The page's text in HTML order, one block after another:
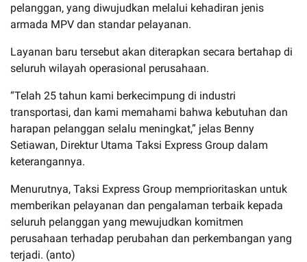
pelanggan, yang diwujudkan melalui kehadiran jenis
armada MPV dan standar pelayanan.
Layanan baru tersebut akan diterapkan secara bertahap di
seluruh wilayah operasional perusahaan.
“Telah 25 tahun kami berkecimpung di industri
transportasi, dan kami memahami bahwa kebutuhan dan
harapan pelanggan selalu meningkat,” jelas Benny
Setiawan, Direktur Utama Taksi Express Group dalam
keterangannya.
Menurutnya, Taksi Express Group memprioritaskan untuk
memberikan pelayanan dan pengalaman terbaik kepada
seluruh pelanggan yang mewujudkan komitmen
perusahaan terhadap perubahan dan perkembangan yang
terjadi. (anto)